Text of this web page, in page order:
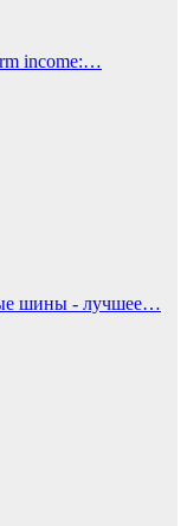
income:…
шины - лучшее…